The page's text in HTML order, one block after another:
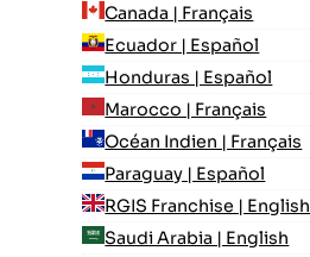
Canada | Français
Ecuador | Español
Honduras | Español
Marocco | Français
Océan Indien | Français
Paraguay | Español
RGIS Franchise | English
Saudi Arabia | English